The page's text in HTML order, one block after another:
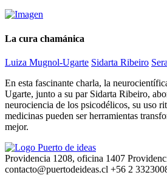
La cura chamánica
Luiza Mugnol-Ugarte Sidarta Ribeiro
En esta fascinante charla, la
Ugarte, junto a su par Sidarta Ribeiro,
neurociencia de los psicodélicos, su uso
medicinas pueden ser herramientas
mejor.
Providencia 1208, oficina 1407
contacto@puertodeideas.cl +56 2